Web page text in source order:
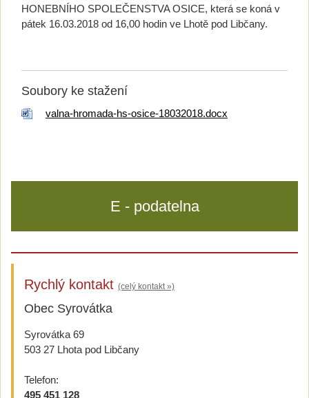
HONEBNÍHO SPOLEČENSTVA OSICE, která se koná v
pátek 16.03.2018 od 16,00 hodin ve Lhotě pod Libčany.
Soubory ke stažení
valna-hromada-hs-osice-18032018.docx
E - podatelna
Rychlý kontakt (celý kontakt »)
Obec Syrovátka
Syrovátka 69
503 27 Lhota pod Libčany
Telefon:
495 451 128